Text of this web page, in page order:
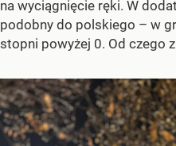
na wyciągnięcie ręki. W
podobny do polskiego – w
stopni powyżej 0. Od czego